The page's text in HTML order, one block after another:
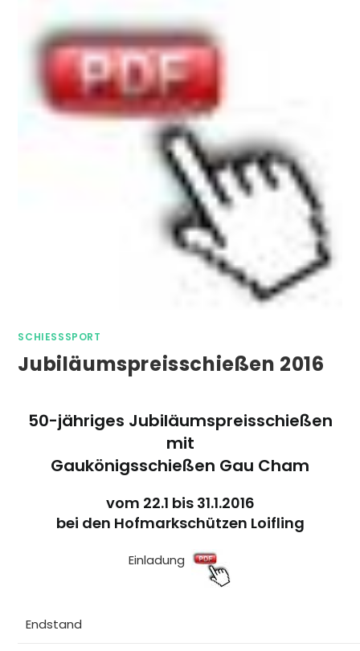
SCHIESSSPORT
Jubiläumspreisschießen 2016
50-jähriges Jubiläumspreisschießen
mit
Gaukönigsschießen Gau Cham
vom 22.1 bis 31.1.2016
bei den Hofmarkschützen Loifling
Einladung
Endstand